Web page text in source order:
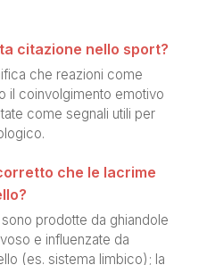
citazione nello sport?
che reazioni come
il coinvolgimento emotivo
come segnali utili per
che le lacrime
prodotte da ghiandole
e influenzate da
(es. sistema limbico); la